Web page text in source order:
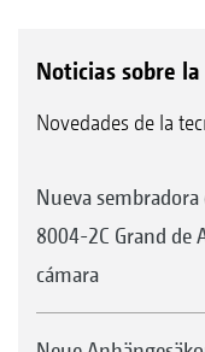
Noticias sobre
Novedades de la
Nueva
8004-2C Grand de
cámara